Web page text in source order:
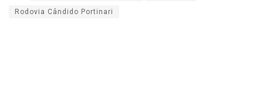
Rodovia Cândido Portinari